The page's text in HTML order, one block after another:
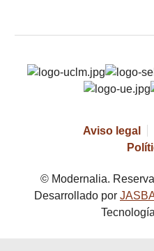
Aviso legal
© Modernalia.
Desarrollado por